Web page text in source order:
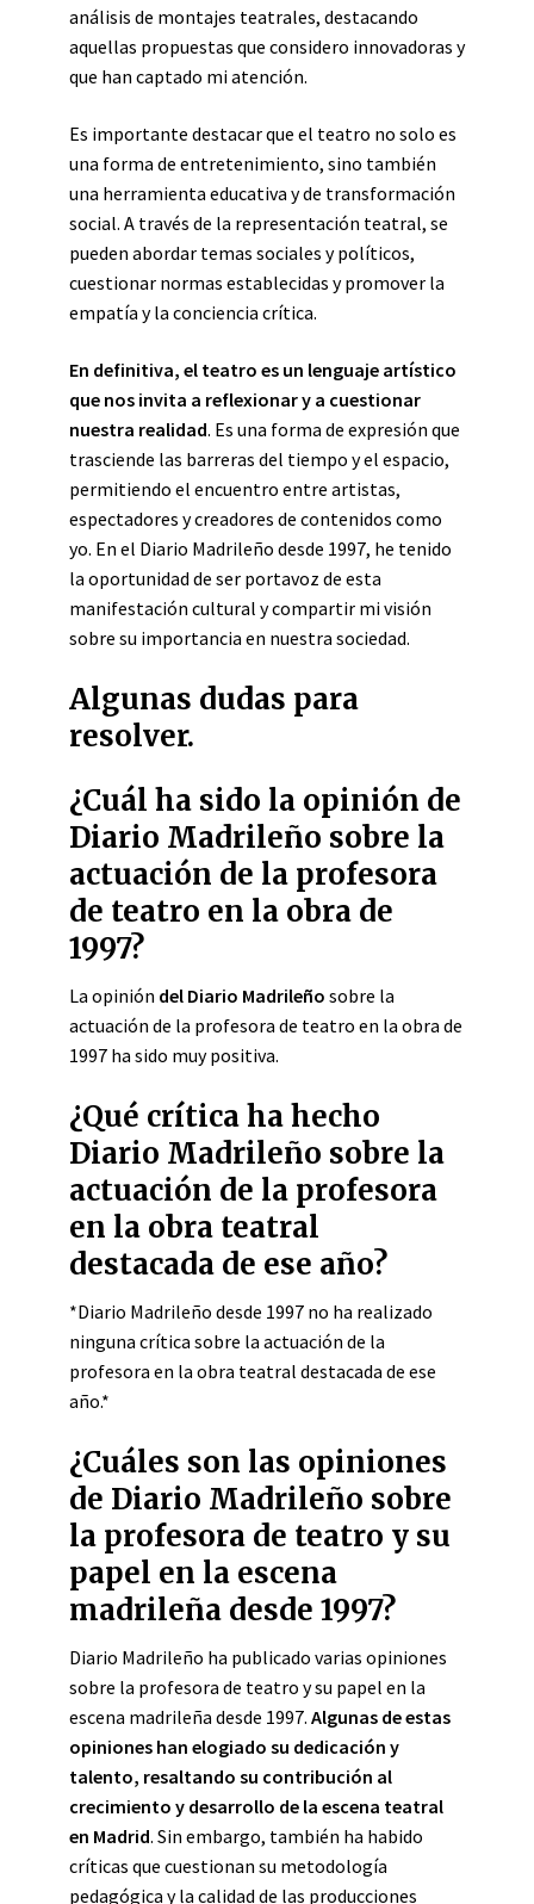
análisis de montajes teatrales, destacando
aquellas propuestas que considero innovadoras y
que han captado mi atención.
Es importante destacar que el teatro no solo es
una forma de entretenimiento, sino también
una herramienta educativa y de transformación
social. A través de la representación teatral, se
pueden abordar temas sociales y políticos,
cuestionar normas establecidas y promover la
empatía y la conciencia crítica.
En definitiva, el teatro es un lenguaje artístico
que nos invita a reflexionar y a cuestionar
nuestra realidad. Es una forma de expresión que
trasciende las barreras del tiempo y el espacio,
permitiendo el encuentro entre artistas,
espectadores y creadores de contenidos como
yo. En el Diario Madrileño desde 1997, he tenido
la oportunidad de ser portavoz de esta
manifestación cultural y compartir mi visión
sobre su importancia en nuestra sociedad.
Algunas dudas para
resolver.
¿Cuál ha sido la opinión de
Diario Madrileño sobre la
actuación de la profesora
de teatro en la obra de
1997?
La opinión del Diario Madrileño sobre la
actuación de la profesora de teatro en la obra de
1997 ha sido muy positiva.
¿Qué crítica ha hecho
Diario Madrileño sobre la
actuación de la profesora
en la obra teatral
destacada de ese año?
*Diario Madrileño desde 1997 no ha realizado
ninguna crítica sobre la actuación de la
profesora en la obra teatral destacada de ese
año.*
¿Cuáles son las opiniones
de Diario Madrileño sobre
la profesora de teatro y su
papel en la escena
madrileña desde 1997?
Diario Madrileño ha publicado varias opiniones
sobre la profesora de teatro y su papel en la
escena madrileña desde 1997. Algunas de estas
opiniones han elogiado su dedicación y
talento, resaltando su contribución al
crecimiento y desarrollo de la escena teatral
en Madrid. Sin embargo, también ha habido
críticas que cuestionan su metodología
pedagógica y la calidad de las producciones